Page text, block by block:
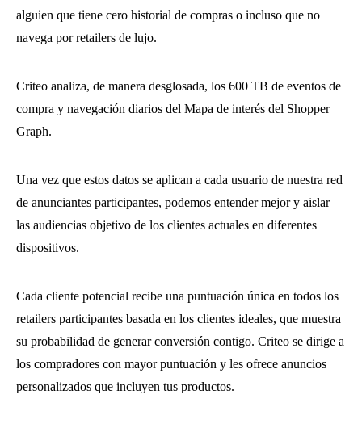
alguien que tiene cero historial de compras o incluso que no
navega por retailers de lujo.
Criteo analiza, de manera desglosada, los 600 TB de eventos de
compra y navegación diarios del Mapa de interés del Shopper
Graph.
Una vez que estos datos se aplican a cada usuario de nuestra red
de anunciantes participantes, podemos entender mejor y aislar
las audiencias objetivo de los clientes actuales en diferentes
dispositivos.
Cada cliente potencial recibe una puntuación única en todos los
retailers participantes basada en los clientes ideales, que muestra
su probabilidad de generar conversión contigo. Criteo se dirige a
los compradores con mayor puntuación y les ofrece anuncios
personalizados que incluyen tus productos.